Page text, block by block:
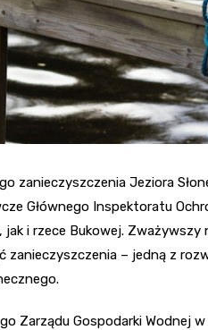
zanieczyszczenia Jeziora
Głównego Inspektoratu
i rzece Bukowej.
zanieczyszczenia – jedną z
Zarządu Gospodarki Wodnej